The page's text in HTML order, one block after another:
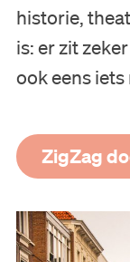
historie,
is: er zit
ook eens iets
ZigZag